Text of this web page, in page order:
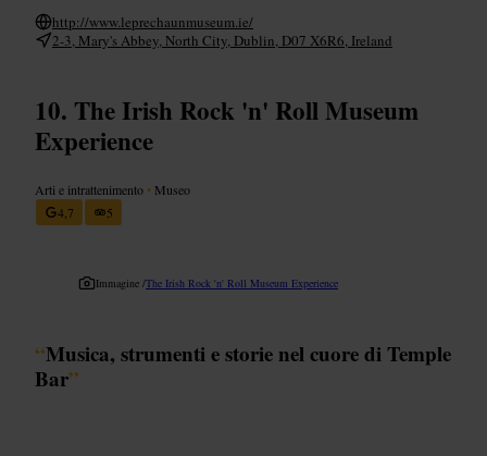
http://www.leprechaunmuseum.ie/
2-3, Mary's Abbey, North City, Dublin, D07 X6R6, Ireland
The Irish Rock 'n' Roll Museum
Experience
Arti e intrattenimento • Museo
4,7
5
Immagine /The Irish Rock 'n' Roll Museum Experience
“Musica, strumenti e storie nel cuore di Temple
Bar”